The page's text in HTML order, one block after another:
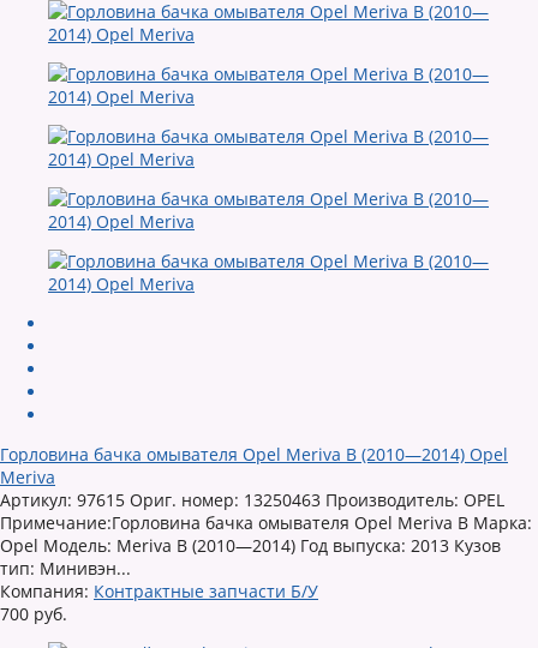
Горловина бачка омывателя Opel Meriva B (2010—2014) Opel
Meriva
Артикул: 97615 Ориг. номер: 13250463 Производитель: OPEL
Примечание:Горловина бачка омывателя Opel Meriva B Марка:
Opel Модель: Meriva B (2010—2014) Год выпуска: 2013 Кузов
тип: Минивэн...
Компания: Контрактные запчасти Б/У
700 руб.